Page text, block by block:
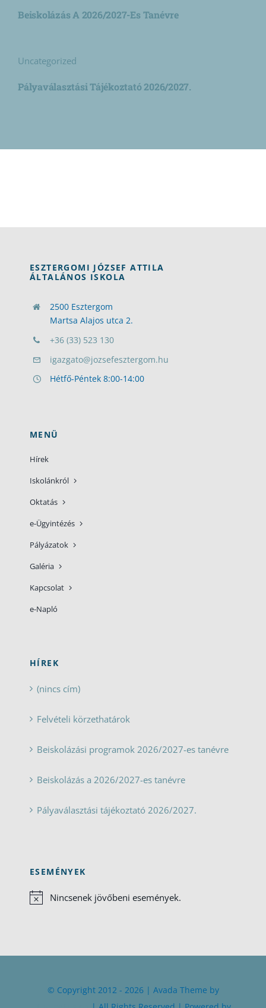
Beiskolázás A 2026/2027-Es Tanévre
Uncategorized
Pályaválasztási Tájékoztató 2026/2027.
ESZTERGOMI JÓZSEF ATTILA
ÁLTALÁNOS ISKOLA
2500 Esztergom
Martsa Alajos utca 2.
+36 (33) 523 130
igazgato@jozsefesztergom.hu
Hétfő-Péntek 8:00-14:00
MENÜ
Hírek
Iskolánkról
Oktatás
e-Ügyintézés
Pályázatok
Galéria
Kapcsolat
e-Napló
HÍREK
(nincs cím)
Felvételi körzethatárok
Beiskolázási programok 2026/2027-es tanévre
Beiskolázás a 2026/2027-es tanévre
Pályaválasztási tájékoztató 2026/2027.
ESEMÉNYEK
Notice
Nincsenek jövőbeni események.
© Copyright 2012 - 2026 | Avada Theme by